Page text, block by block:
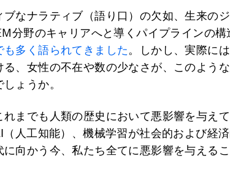
ブなナラティブ（語り口）の欠如、生来の
分野のキャリアへと導くパイプラインの構
も多く語られてきました。しかし、実際に
、女性の不在や数の少なさが、このよう
ょうか。
までも人類の歴史において悪影響を与え
人工知能）、機械学習が社会的および経
向かう今、私たち全てに悪影響を与える